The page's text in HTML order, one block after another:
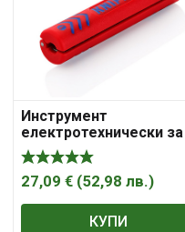
Инструмент
електротехнически за
зачистване на кабели
100mm, ф4.8- 7.5mm
Knipex
27,09 € (52,98 лв.)
КУПИ